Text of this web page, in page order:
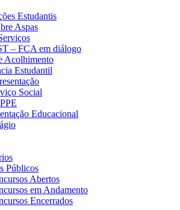
Estudantis
Aspas
– FCA em diálogo
Acolhimento
Estudantil
Social
Educacional
Públicos
Abertos
em Andamento
Encerrados